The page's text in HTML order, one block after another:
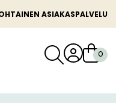
ASIAKASPALVELU